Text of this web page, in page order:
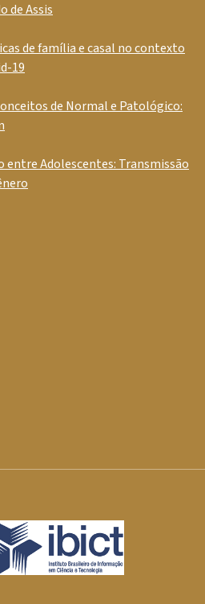
de Assis
de família e casal no contexto
19
de Normal e Patológico:
entre Adolescentes: Transmissão